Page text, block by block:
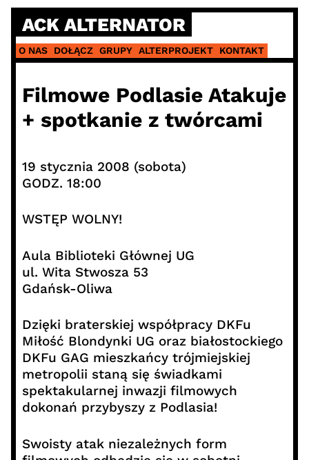
Skip
content
ACK ALTERNATOR
O NAS DOŁĄCZ GRUPY ALTERPROJEKT KONTAKT
Filmowe Podlasie Atakuje
+ spotkanie z twórcami
19 stycznia 2008 (sobota)
GODZ. 18:00
WSTĘP WOLNY!
Aula Biblioteki Głównej UG
ul. Wita Stwosza 53
Gdańsk-Oliwa
Dzięki braterskiej współpracy DKFu
Miłość Blondynki UG oraz białostockiego
DKFu GAG mieszkańcy trójmiejskiej
metropolii staną się świadkami
spektakularnej inwazji filmowych
dokonań przybyszy z Podlasia!
Swoisty atak niezależnych form